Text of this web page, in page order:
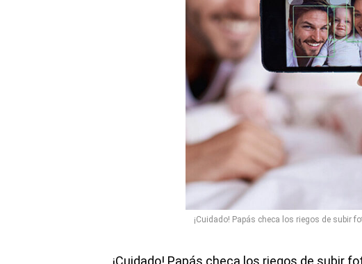
¡Cuidado! Papás checa los riegos de subir
¡Cuidado! Papás checa los riegos de subir